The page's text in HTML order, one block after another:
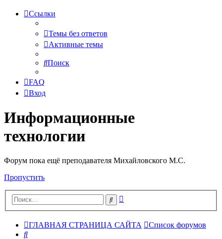
Ссылки
Темы без ответов
Активные темы
Поиск
FAQ
Вход
Информационные
технологии
Форум пока ещё преподавателя Михайловского М.С.
Пропустить
Поиск
ГЛАВНАЯ СТРАНИЦА САЙТА
Список форумов
Поиск